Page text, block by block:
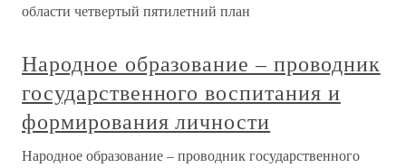
области четвертый пятилетний план
Народное образование – проводник
государственного воспитания и
формирования личности
Народное образование – проводник государственного